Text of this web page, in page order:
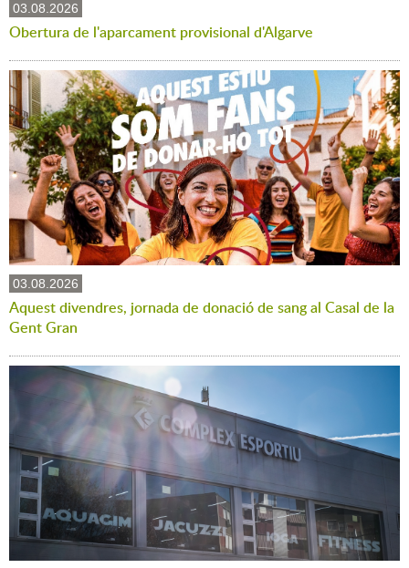
03.08.2026
Obertura de l'aparcament provisional d'Algarve
03.08.2026
Aquest divendres, jornada de donació de sang al Casal de la
Gent Gran